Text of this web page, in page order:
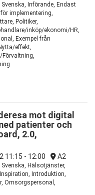
, Svenska, Införande, Endast
implementering,
Politiker,
inköp/ekonomi/HR,
Exempel från
effekt,
mot digital
patienter och
2.0,
11:15 - 12:00 A2
, Svenska, Hälsotjänster,
Introduktion,
Omsorgspersonal,